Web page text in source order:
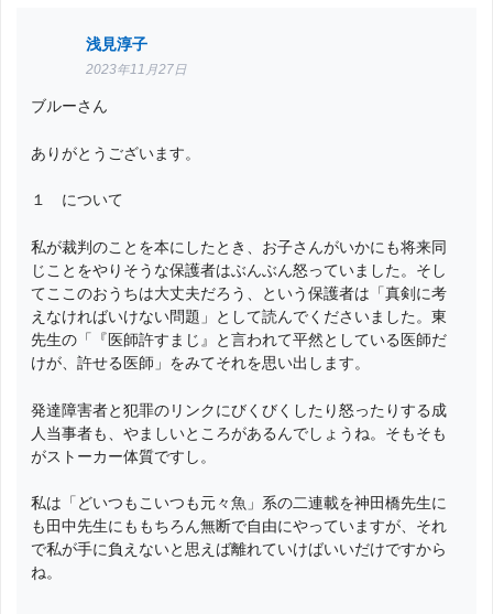
浅見淳子
2023年11月27日
ブルーさん
ありがとうございます。
１ について
私が裁判のことを本にしたとき、お子さんがいかにも将来同
じことをやりそうな保護者はぶんぶん怒っていました。そし
てここのおうちは大丈夫だろう、という保護者は「真剣に考
えなければいけない問題」として読んでくださいました。東
先生の「『医師許すまじ』と言われて平然としている医師だ
けが、許せる医師」をみてそれを思い出します。
発達障害者と犯罪のリンクにびくびくしたり怒ったりする成
人当事者も、やましいところがあるんでしょうね。そもそも
がストーカー体質ですし。
私は「どいつもこいつも元々魚」系の二連載を神田橋先生に
も田中先生にももちろん無断で自由にやっていますが、それ
で私が手に負えないと思えば離れていけばいいだけですから
ね。